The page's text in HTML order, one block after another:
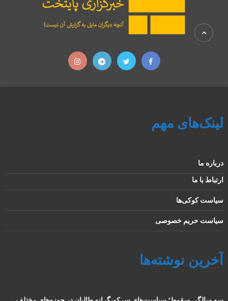
لینک‌های مهم
درباره ما
ارتباط با ما
سیاست کوکی‌ها
سیاست حریم خصوصی
آخرین نوشته‌ها